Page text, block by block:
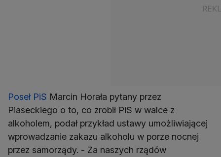
Poseł PiS Marcin Horała pytany przez
Piaseckiego o to, co zrobił PiS w walce z
alkoholem, podał przykład ustawy umożliwiającej
wprowadzanie zakazu alkoholu w porze nocnej
przez samorządy. - Za naszych rządów